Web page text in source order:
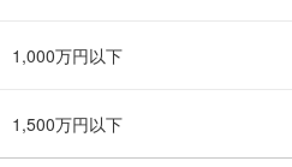
1,000万円以下
1,500万円以下